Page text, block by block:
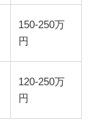
150-250万
円
120-250万
円